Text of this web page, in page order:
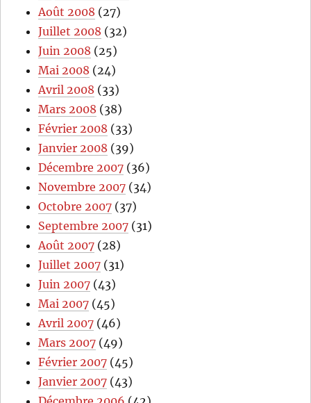
Août 2008 (27)
Juillet 2008 (32)
Juin 2008 (25)
Mai 2008 (24)
Avril 2008 (33)
Mars 2008 (38)
Février 2008 (33)
Janvier 2008 (39)
Décembre 2007 (36)
Novembre 2007 (34)
Octobre 2007 (37)
Septembre 2007 (31)
Août 2007 (28)
Juillet 2007 (31)
Juin 2007 (43)
Mai 2007 (45)
Avril 2007 (46)
Mars 2007 (49)
Février 2007 (45)
Janvier 2007 (43)